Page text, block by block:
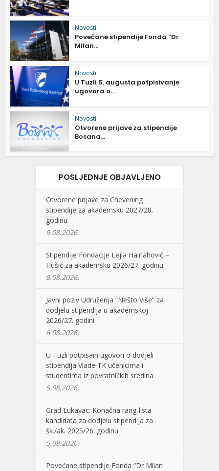
Novosti
Povećane stipendije Fonda “Dr
Milan...
Novosti
U Tuzli 5. augusta potpisivanje
ugovora o...
Novosti
Otvorene prijave za stipendije
Bosana...
POSLJEDNJE OBJAVLJENO
Otvorene prijave za Chevening
stipendije za akademsku 2027/28.
godinu
9.08.2026.
Stipendije Fondacije Lejla Hairlahović –
Hušić za akademsku 2026/27. godinu
8.08.2026.
Javni poziv Udruženja “Nešto Više” za
dodjelu stipendija u akademskoj
2026/27. godini
6.08.2026.
U Tuzli potpisani ugovori o dodjeli
stipendija Vlade TK učenicima i
studentima iz povratničkih sredina
5.08.2026.
Grad Lukavac: Konačna rang-lista
kandidata za dodjelu stipendija za
šk./ak. 2025/26. godinu
5.08.2026.
Povećane stipendije Fonda “Dr Milan